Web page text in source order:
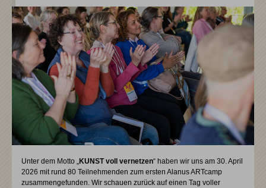
Unter dem Motto „KUNST voll vernetzen“ haben wir uns am 30. April
2026 mit rund 80 Teilnehmenden zum ersten Alanus ARTcamp
zusammengefunden. Wir schauen zurück auf einen Tag voller